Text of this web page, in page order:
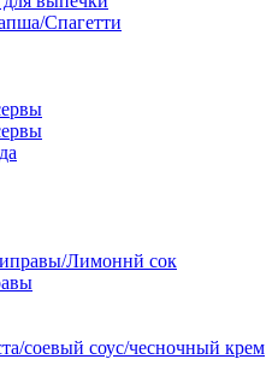
Спагетти
Лимоннй сок
соевый соус/чесночный крем